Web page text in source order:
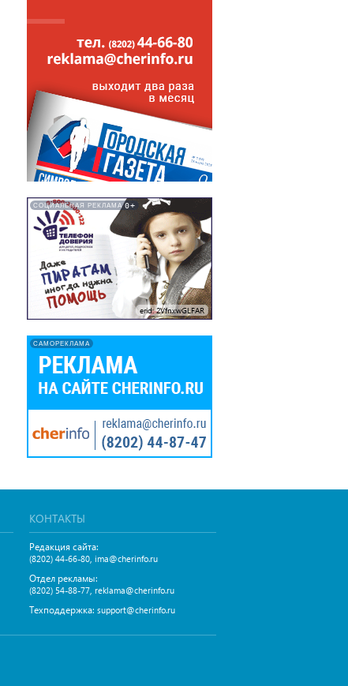
СОЦИАЛЬНАЯ РЕКЛАМА 0+
erid: 2VfnxwGLFAR
САМОРЕКЛАМА
КОНТАКТЫ
Редакция сайта:
(8202) 44-66-80, ima@cherinfo.ru
Отдел рекламы:
(8202) 54-88-77, reklama@cherinfo.ru
Техподдержка: support@cherinfo.ru